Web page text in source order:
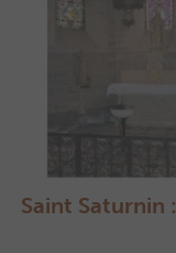
Saint Saturnin :